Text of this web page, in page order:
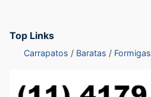
Top Links
Carrapatos Baratas Formigas